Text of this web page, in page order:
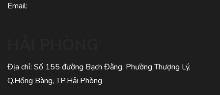
Email:
Địa chỉ: Số 155 đường Bạch Đằng, Phường Thượng Lý,
Q.Hồng Bàng, TP.Hải Phòng